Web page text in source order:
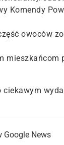
Komendy
owoców
mieszkańcom
ciekawym
Google News